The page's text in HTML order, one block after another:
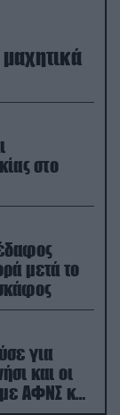
στο
μετά το
για
και οι
ΑΦΝΣ και